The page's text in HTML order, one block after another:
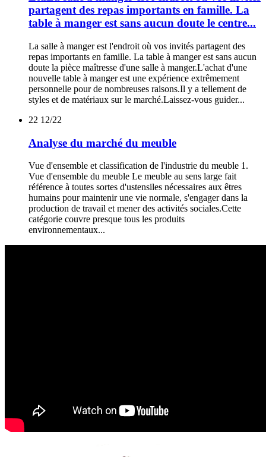
partagent des repas importants en famille. La
table à manger est sans aucun doute le centre...
La salle à manger est l'endroit où vos invités partagent des
repas importants en famille. La table à manger est sans aucun
doute la pièce maîtresse d'une salle à manger.L'achat d'une
nouvelle table à manger est une expérience extrêmement
personnelle pour de nombreuses raisons.Il y a tellement de
styles et de matériaux sur le marché.Laissez-vous guider...
22 12/22
Analyse du marché du meuble
Vue d'ensemble et classification de l'industrie du meuble 1.
Vue d'ensemble du meuble Le meuble au sens large fait
référence à toutes sortes d'ustensiles nécessaires aux êtres
humains pour maintenir une vie normale, s'engager dans la
production de travail et mener des activités sociales.Cette
catégorie couvre presque tous les produits
environnementaux...